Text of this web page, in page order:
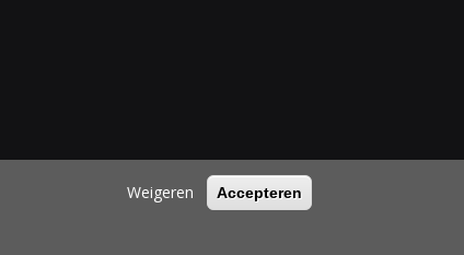
Weigeren Accepteren